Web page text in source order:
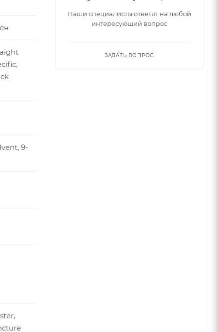
9-
Наши специалисты ответят на любой
интересующий вопрос
ЗАДАТЬ ВОПРОС